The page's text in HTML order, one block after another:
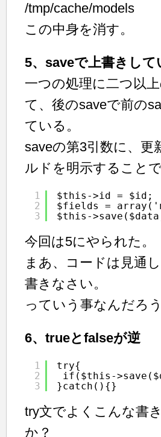
/tmp/cache/models
この中身を消す。
5、saveで上書きして
一つの処理に二つ以
て、後のsaveで前の
ている。
saveの第3引数に、更
ルドを明示すること
1
2
3
$this->id = $id;
$fields =
$this-
今回は5にやられた。
まあ、コードは見通
書きなさい。
っていう事なんだろ
6、trueとfalseが逆
1
2
3
try{
if($this-
}catch(){}
try文でよくこんな書
か？